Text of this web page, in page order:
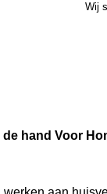
Wij
hand Voor